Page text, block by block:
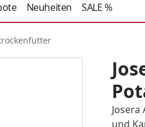
Neuheiten SALE %
und